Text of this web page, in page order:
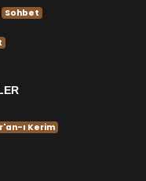
Sohbet
ı Kerim